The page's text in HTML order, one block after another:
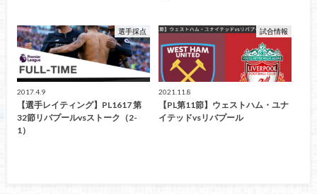
選手採点
2017.4.9
【選手レイティング】PL1617 第
32節リバプールvsストーク（2-
1）
試合情報
2021.11.8
【PL第11節】ウェストハム・ユナ
イテッドvsリバプール